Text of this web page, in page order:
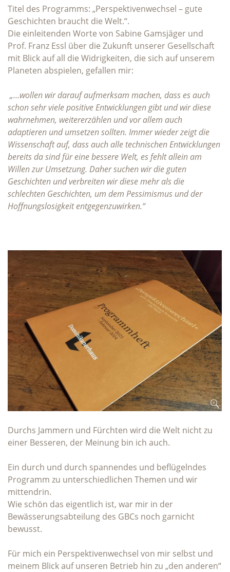
Titel des Programms: „Perspektivenwechsel – gute
Geschichten braucht die Welt.“.
Die einleitenden Worte von Sabine Gamsjäger und
Prof. Franz Essl über die Zukunft unserer Gesellschaft
mit Blick auf all die Widrigkeiten, die sich auf unserem
Planeten abspielen, gefallen mir:
„…wollen wir darauf aufmerksam machen, dass es auch
schon sehr viele positive Entwicklungen gibt und wir diese
wahrnehmen, weitererzählen und vor allem auch
adaptieren und umsetzen sollten. Immer wieder zeigt die
Wissenschaft auf, dass auch alle technischen Entwicklungen
bereits da sind für eine bessere Welt, es fehlt allein am
Willen zur Umsetzung. Daher suchen wir die guten
Geschichten und verbreiten wir diese mehr als die
schlechten Geschichten, um dem Pessimismus und der
Hoffnungslosigkeit entgegenzuwirken.“
Durchs Jammern und Fürchten wird die Welt nicht zu
einer Besseren, der Meinung bin ich auch.
Ein durch und durch spannendes und beflügelndes
Programm zu unterschiedlichen Themen und wir
mittendrin.
Wie schön das eigentlich ist, war mir in der
Bewässerungsabteilung des GBCs noch garnicht
bewusst.
Für mich ein Perspektivenwechsel von mir selbst und
meinem Blick auf unseren Betrieb hin zu „den anderen“